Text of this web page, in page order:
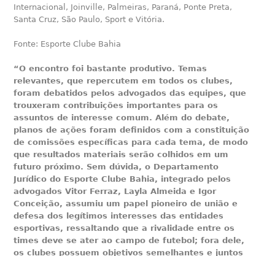
Internacional, Joinville, Palmeiras, Paraná, Ponte Preta,
Santa Cruz, São Paulo, Sport e Vitória.
Fonte: Esporte Clube Bahia
“O encontro foi bastante produtivo. Temas
relevantes, que repercutem em todos os clubes,
foram debatidos pelos advogados das equipes, que
trouxeram contribuições importantes para os
assuntos de interesse comum. Além do debate,
planos de ações foram definidos com a constituição
de comissões específicas para cada tema, de modo
que resultados materiais serão colhidos em um
futuro próximo. Sem dúvida, o Departamento
Jurídico do Esporte Clube Bahia, integrado pelos
advogados Vitor Ferraz, Layla Almeida e Igor
Conceição, assumiu um papel pioneiro de união e
defesa dos legítimos interesses das entidades
esportivas, ressaltando que a rivalidade entre os
times deve se ater ao campo de futebol; fora dele,
os clubes possuem objetivos semelhantes e juntos